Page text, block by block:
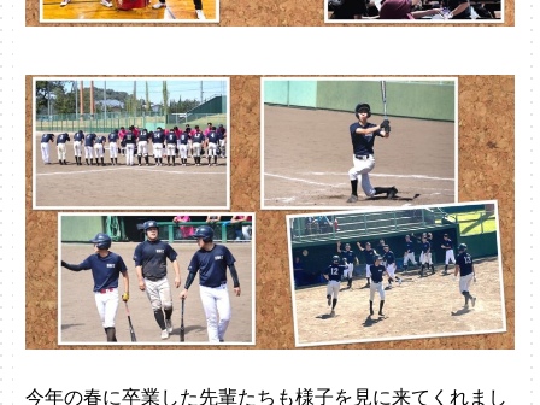
今年の春に卒業した先輩たちも様子を見に来てくれまし